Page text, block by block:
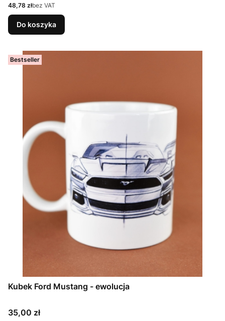
Cena
48,78 złbez VAT
Do koszyka
Bestseller
Kubek Ford Mustang - ewolucja
Cena
35,00 zł